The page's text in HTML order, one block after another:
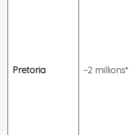
Pretoria ~2 millions*